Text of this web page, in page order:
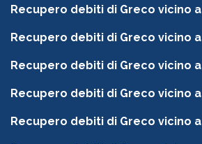
Recupero debiti di Greco vicino
Recupero debiti di Greco vicino
Recupero debiti di Greco vicino
Recupero debiti di Greco vicino
Recupero debiti di Greco vicino